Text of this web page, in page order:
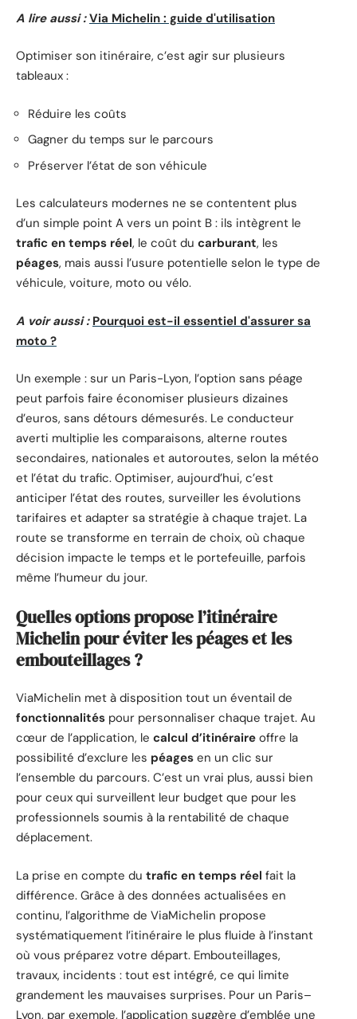
A lire aussi : Via Michelin : guide d'utilisation
Optimiser son itinéraire, c’est agir sur plusieurs
tableaux :
Réduire les coûts
Gagner du temps sur le parcours
Préserver l’état de son véhicule
Les calculateurs modernes ne se contentent plus
d’un simple point A vers un point B : ils intègrent le
trafic en temps réel, le coût du carburant, les
péages, mais aussi l’usure potentielle selon le type de
véhicule, voiture, moto ou vélo.
A voir aussi : Pourquoi est-il essentiel d'assurer sa
moto ?
Un exemple : sur un Paris-Lyon, l’option sans péage
peut parfois faire économiser plusieurs dizaines
d’euros, sans détours démesurés. Le conducteur
averti multiplie les comparaisons, alterne routes
secondaires, nationales et autoroutes, selon la météo
et l’état du trafic. Optimiser, aujourd’hui, c’est
anticiper l’état des routes, surveiller les évolutions
tarifaires et adapter sa stratégie à chaque trajet. La
route se transforme en terrain de choix, où chaque
décision impacte le temps et le portefeuille, parfois
même l’humeur du jour.
Quelles options propose l’itinéraire
Michelin pour éviter les péages et les
embouteillages ?
ViaMichelin met à disposition tout un éventail de
fonctionnalités pour personnaliser chaque trajet. Au
cœur de l’application, le calcul d’itinéraire offre la
possibilité d’exclure les péages en un clic sur
l’ensemble du parcours. C’est un vrai plus, aussi bien
pour ceux qui surveillent leur budget que pour les
professionnels soumis à la rentabilité de chaque
déplacement.
La prise en compte du trafic en temps réel fait la
différence. Grâce à des données actualisées en
continu, l’algorithme de ViaMichelin propose
systématiquement l’itinéraire le plus fluide à l’instant
où vous préparez votre départ. Embouteillages,
travaux, incidents : tout est intégré, ce qui limite
grandement les mauvaises surprises. Pour un Paris–
Lyon, par exemple, l’application suggère d’emblée une